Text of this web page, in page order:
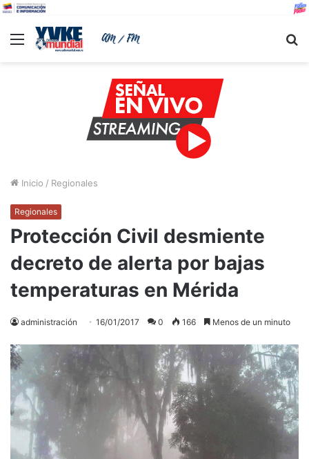
Menu
Inicio / Regionales
Regionales
Protección Civil desmiente
decreto de alerta por bajas
temperaturas en Mérida
administración 16/01/2017 0 166 Menos de un minuto